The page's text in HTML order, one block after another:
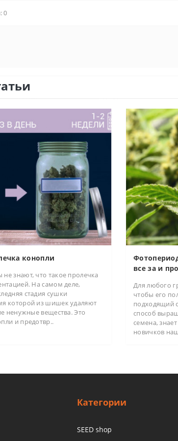
0
конопли
знают, что такое пролечка
На самом деле,
стадия сушки
которой из шишек удаляют
ненужные вещества. Это
и предотвр..
все за и
Для любого
чтобы его
подходящий
способ
семена,
новичков
Категории
SEED shop